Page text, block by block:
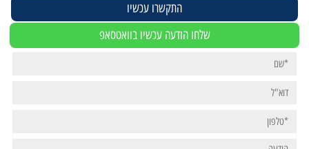
התקשרו עכשיו
שלחו הודעה עכשיו בוואטסאפ